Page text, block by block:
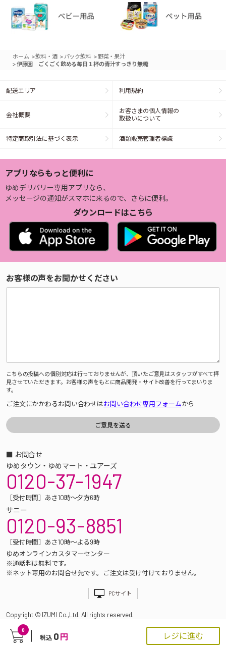
0
税込 0 円 レジに進む
ホーム >飲料・酒 > パック飲料 > 野菜・果汁
>伊藤園 ごくごく飲める毎日１杯の青汁すっきり無糖
配送エリア 利用規約
会社概要
お客さまの個人情報の
取扱いについて
特定商取引法に基づく表示 酒類販売管理者標識
アプリならもっと便利に
ゆめデリバリー専用アプリなら、
メッセージの通知がスマホに来るので、さらに便利。
ダウンロードはこちら
お客様の声をお聞かせください
こちらの投稿への個別対応は行っておりませんが、頂いたご意見はスタッフがすべて拝
見させていただきます。お客様の声をもとに商品開発・サイト改善を行ってまいりま
す。
ご注文にかかわるお問い合わせはお問い合わせ専用フォームから
■ お問合せ
ゆめタウン・ゆめマート・ユアーズ
0120-37-1947
［受付時間］あさ10時～夕方6時
サニー
0120-93-8851
［受付時間］あさ10時～よる9時
ゆめオンラインカスタマーセンター
※通話料は無料です。
※ネット専用のお問合せ先です。ご注文は受け付けておりません。
PCサイト
Copyright © IZUMI Co.,Ltd. All rights reserved.